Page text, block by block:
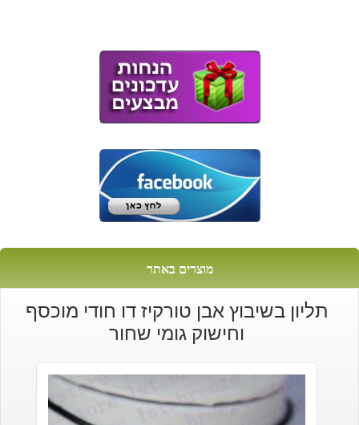
מוצרים באתר
תליון בשיבוץ אבן טורקיז דו חודי מוכסף
וחישוק גומי שחור